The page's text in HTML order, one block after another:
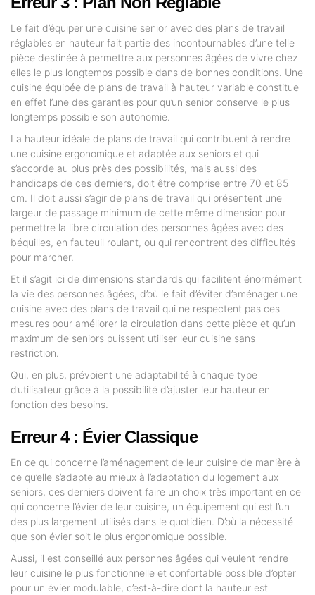
Le fait d’équiper une cuisine senior avec des plans de travail
réglables en hauteur fait partie des incontournables d’une telle
pièce destinée à permettre aux personnes âgées de vivre chez
elles le plus longtemps possible dans de bonnes conditions. Une
cuisine équipée de plans de travail à hauteur variable constitue
en effet l’une des garanties pour qu’un senior conserve le plus
longtemps possible son autonomie.
La hauteur idéale de plans de travail qui contribuent à rendre
une cuisine ergonomique et adaptée aux seniors et qui
s’accorde au plus près des possibilités, mais aussi des
handicaps de ces derniers, doit être comprise entre 70 et 85
cm. Il doit aussi s’agir de plans de travail qui présentent une
largeur de passage minimum de cette même dimension pour
permettre la libre circulation des personnes âgées avec des
béquilles, en fauteuil roulant, ou qui rencontrent des difficultés
pour marcher.
Et il s’agit ici de dimensions standards qui facilitent énormément
la vie des personnes âgées, d’où le fait d’éviter d’aménager une
cuisine avec des plans de travail qui ne respectent pas ces
mesures pour améliorer la circulation dans cette pièce et qu’un
maximum de seniors puissent utiliser leur cuisine sans
restriction.
Qui, en plus, prévoient une adaptabilité à chaque type
d’utilisateur grâce à la possibilité d’ajuster leur hauteur en
fonction des besoins.
Erreur 4 : Évier Classique
En ce qui concerne l’aménagement de leur cuisine de manière à
ce qu’elle s’adapte au mieux à l’adaptation du logement aux
seniors, ces derniers doivent faire un choix très important en ce
qui concerne l’évier de leur cuisine, un équipement qui est l’un
des plus largement utilisés dans le quotidien. D’où la nécessité
que son évier soit le plus ergonomique possible.
Aussi, il est conseillé aux personnes âgées qui veulent rendre
leur cuisine le plus fonctionnelle et confortable possible d’opter
pour un évier modulable, c’est-à-dire dont la hauteur est